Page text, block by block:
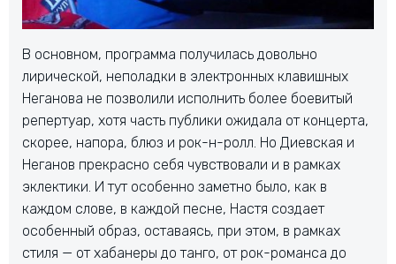
В основном, программа получилась довольно
лирической, неполадки в электронных клавишных
Неганова не позволили исполнить более боевитый
репертуар, хотя часть публики ожидала от концерта,
скорее, напора, блюз и рок-н-ролл. Но Диевская и
Неганов прекрасно себя чувствовали и в рамках
эклектики. И тут особенно заметно было, как в
каждом слове, в каждой песне, Настя создает
особенный образ, оставаясь, при этом, в рамках
стиля — от хабанеры до танго, от рок-романса до